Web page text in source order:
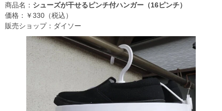
商品名： シューズが干せるピンチ付ハンガー（16ピンチ）
価格：￥330（税込）
販売ショップ：ダイソー